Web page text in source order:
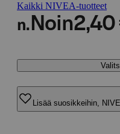
Kaikki NIVEA-tuotteet
n. Noin2,40
Lisää suosikkeihin,